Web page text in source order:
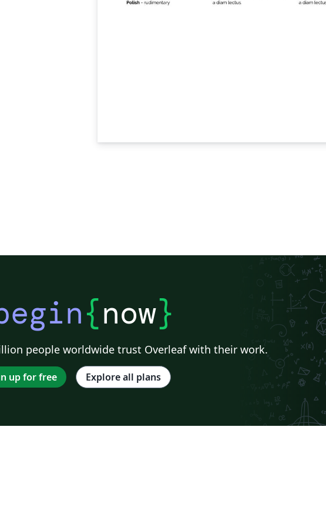
{now}
people worldwide trust Overleaf with their work.
up for free Explore all plans